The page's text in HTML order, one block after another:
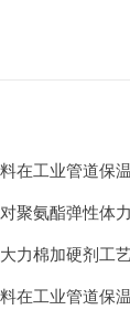
在工业管道保
聚氨酯弹性体
力棉加硬剂工
在工业管道保